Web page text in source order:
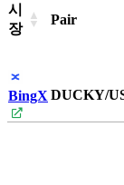
시
장
Pair
BingX DUCKY/